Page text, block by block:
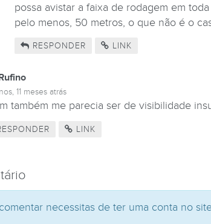
possa avistar a faixa de rodagem em
pelo menos, 50 metros, o que não é o
RESPONDER LINK
11 meses atrás
também me parecia ser de visibilidade
LINK
necessitas de ter uma conta no